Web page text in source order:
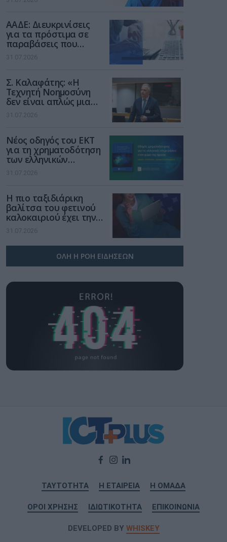
των παιδιών στο
ΑΑΔΕ: Διευκρινίσεις
για τα πρόστιμα σε
παραβάσεις που
αφορούν τους ΦΗΜ
31.07.2026
Σ. Καλαφάτης: «Η
Τεχνητή Νοημοσύνη
δεν είναι απλώς μια
νέα τεχνολογία, είναι
μια νέα βιομηχανική
31.07.2026
Νέος οδηγός του ΕΚΤ
για τη χρηματοδότηση
των ελληνικών
επιχειρήσεων στον
χώρο της άμυνας
31.07.2026
Η πιο ταξιδιάρικη
βαλίτσα του φετινού
καλοκαιριού έχει την
υπογραφή της Xiaomi
31.07.2026
ΟΛΗ Η ΡΟΗ ΕΙΔΗΣΕΩΝ
ΤΑΥΤΟΤΗΤΑ Η ΕΤΑΙΡΕΙΑ Η ΟΜΑΔΑ
ΟΡΟΙ ΧΡΗΣΗΣ ΙΔΙΩΤΙΚΟΤΗΤΑ ΕΠΙΚΟΙΝΩΝΙΑ
DEVELOPED BY WHISKEY